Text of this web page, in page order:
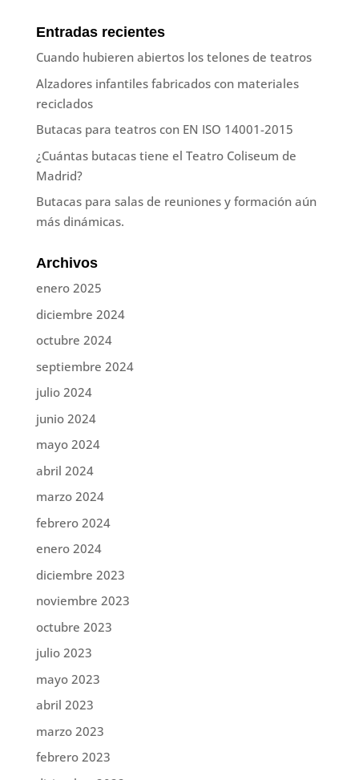
Entradas recientes
Cuando hubieren abiertos los telones de teatros
Alzadores infantiles fabricados con materiales
reciclados
Butacas para teatros con EN ISO 14001-2015
¿Cuántas butacas tiene el Teatro Coliseum de
Madrid?
Butacas para salas de reuniones y formación aún
más dinámicas.
Archivos
enero 2025
diciembre 2024
octubre 2024
septiembre 2024
julio 2024
junio 2024
mayo 2024
abril 2024
marzo 2024
febrero 2024
enero 2024
diciembre 2023
noviembre 2023
octubre 2023
julio 2023
mayo 2023
abril 2023
marzo 2023
febrero 2023